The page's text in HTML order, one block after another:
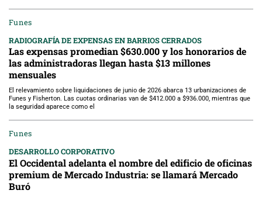
Funes
RADIOGRAFÍA DE EXPENSAS EN BARRIOS CERRADOS
Las expensas promedian $630.000 y los honorarios de
las administradoras llegan hasta $13 millones
mensuales
El relevamiento sobre liquidaciones de junio de 2026 abarca 13 urbanizaciones de
Funes y Fisherton. Las cuotas ordinarias van de $412.000 a $936.000, mientras que
la seguridad aparece como el
Funes
DESARROLLO CORPORATIVO
El Occidental adelanta el nombre del edificio de oficinas
premium de Mercado Industria: se llamará Mercado
Buró